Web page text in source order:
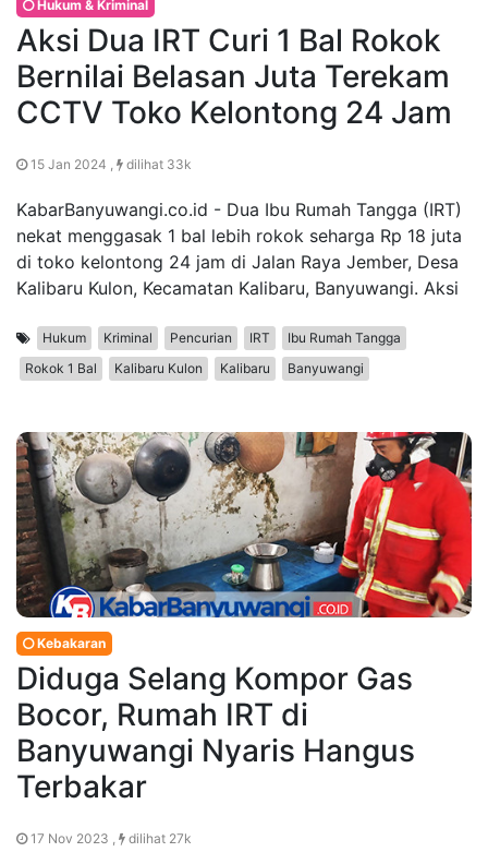
Hukum & Kriminal
Aksi Dua IRT Curi 1 Bal Rokok
Bernilai Belasan Juta Terekam
CCTV Toko Kelontong 24 Jam
15 Jan 2024 , dilihat 33k
KabarBanyuwangi.co.id - Dua Ibu Rumah Tangga (IRT)
nekat menggasak 1 bal lebih rokok seharga Rp 18 juta
di toko kelontong 24 jam di Jalan Raya Jember, Desa
Kalibaru Kulon, Kecamatan Kalibaru, Banyuwangi. Aksi
Hukum Kriminal Pencurian IRT
Ibu Rumah Tangga
Rokok 1 Bal
Kalibaru Kulon Kalibaru Banyuwangi
Kebakaran
Diduga Selang Kompor Gas
Bocor, Rumah IRT di
Banyuwangi Nyaris Hangus
Terbakar
17 Nov 2023 , dilihat 27k